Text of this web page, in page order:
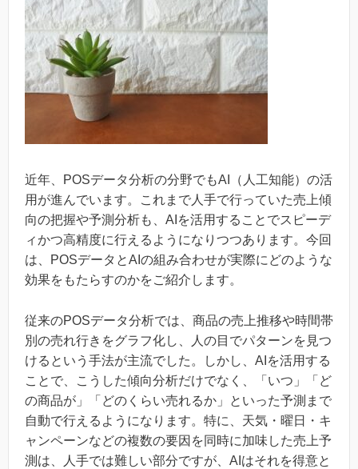
近年、POSデータ分析の分野でもAI（人工知能）の活
用が進んでいます。これまで人手で行っていた売上傾
向の把握や予測分析も、AIを活用することでスピーデ
ィかつ高精度に行えるようになりつつあります。今回
は、POSデータとAIの組み合わせが実際にどのような
効果をもたらすのかをご紹介します。
従来のPOSデータ分析では、商品の売上推移や時間帯
別の売れ行きをグラフ化し、人の目でパターンを見つ
けるという手法が主流でした。しかし、AIを活用する
ことで、こうした傾向分析だけでなく、「いつ」「ど
の商品が」「どのくらい売れるか」といった予測まで
自動で行えるようになります。特に、天気・曜日・キ
ャンペーンなどの複数の要因を同時に加味した売上予
測は、人手では難しい部分ですが、AIはそれを得意と